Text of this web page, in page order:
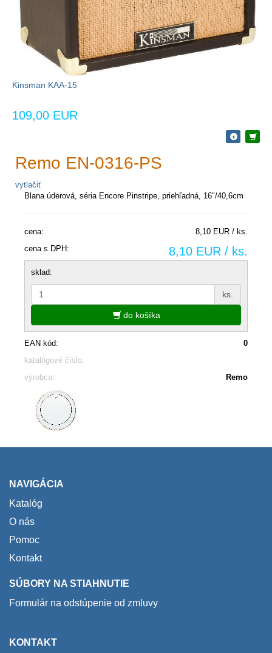
Kinsman KAA-15
109,00 EUR
Remo EN-0316-PS
vytlačiť
Blana úderová, séria Encore Pinstripe, priehľadná, 16"/40,6cm
cena:
8,10 EUR / ks.
cena s DPH:
8,10 EUR / ks.
sklad:
ks.
do košíka
EAN kód:
0
katalógové číslo:
výrobca:
Remo
NAVIGÁCIA
Katalóg
O nás
Pomoc
Kontakt
SÚBORY NA STIAHNUTIE
Formulár na odstúpenie od zmluvy
KONTAKT